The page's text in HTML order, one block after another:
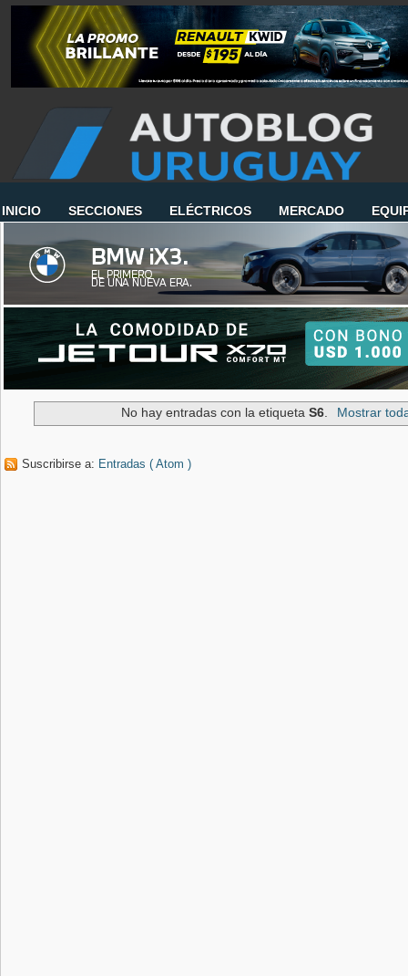
INICIO SECCIONES ELÉCTRICOS MERCADO
No hay entradas con la etiquetaS6. Mostrar
Suscribirse a: Entradas ( Atom )